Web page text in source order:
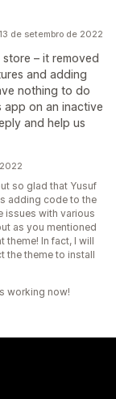
de setembro de 2022
– it removed
and adding
nothing to do
app on an inactive
and help us
so glad that Yusuf
adding code to the
issues with various
as you mentioned
theme! In fact, I will
the theme to install
working now!